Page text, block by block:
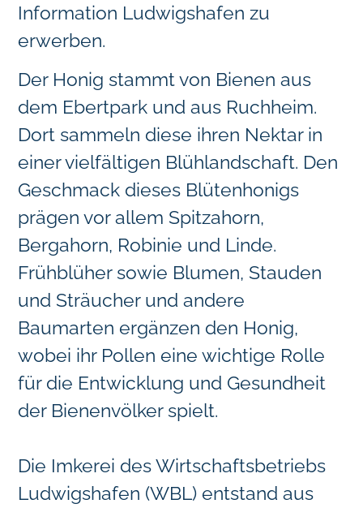
Information Ludwigshafen zu
erwerben.
Der Honig stammt von Bienen aus
dem Ebertpark und aus Ruchheim.
Dort sammeln diese ihren Nektar in
einer vielfältigen Blühlandschaft. Den
Geschmack dieses Blütenhonigs
prägen vor allem Spitzahorn,
Bergahorn, Robinie und Linde.
Frühblüher sowie Blumen, Stauden
und Sträucher und andere
Baumarten ergänzen den Honig,
wobei ihr Pollen eine wichtige Rolle
für die Entwicklung und Gesundheit
der Bienenvölker spielt.
Die Imkerei des Wirtschaftsbetriebs
Ludwigshafen (WBL) entstand aus